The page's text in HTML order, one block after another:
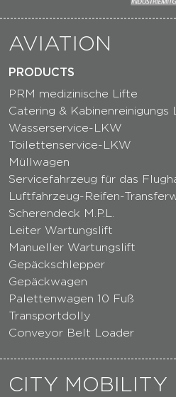
AVIATION
PRODUCTS
PRM medizinische Lifte
Catering & Kabinenreinigungs
Wasserservice-LKW
Toilettenservice-LKW
Müllwagen
Servicefahrzeug für das
Luftfahrzeug-Reifen-
Scherendeck M.P.L.
Leiter Wartungslift
Manueller Wartungslift
Gepäckschlepper
Gepäckwagen
Palettenwagen 10 Fuß
Transportdolly
Conveyor Belt Loader
CITY MOBILITY